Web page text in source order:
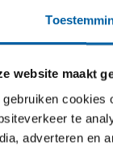
website maakt
gebruiken cookies
te
adverteren en